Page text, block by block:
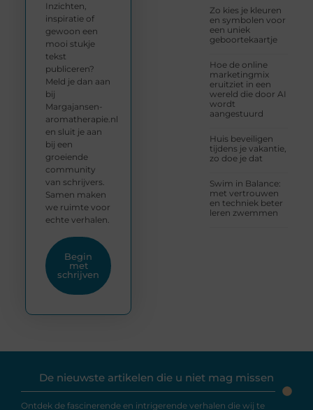
Zo kies je kleuren
en symbolen voor
een uniek
geboortekaartje
Hoe de online
marketingmix
eruitziet in een
wereld die door AI
wordt
aangestuurd
Huis beveiligen
tijdens je vakantie,
zo doe je dat
Swim in Balance:
met vertrouwen
en techniek beter
leren zwemmen
Inzichten,
inspiratie of
gewoon een
mooi stukje
tekst
publiceren?
Meld je dan aan
bij
Margajansen-
aromatherapie.nl
en sluit je aan
bij een
groeiende
community
van schrijvers.
Samen maken
we ruimte voor
echte verhalen.
Begin
met
schrijven
De nieuwste artikelen die u niet mag missen
Ontdek de fascinerende en intrigerende verhalen die wij te